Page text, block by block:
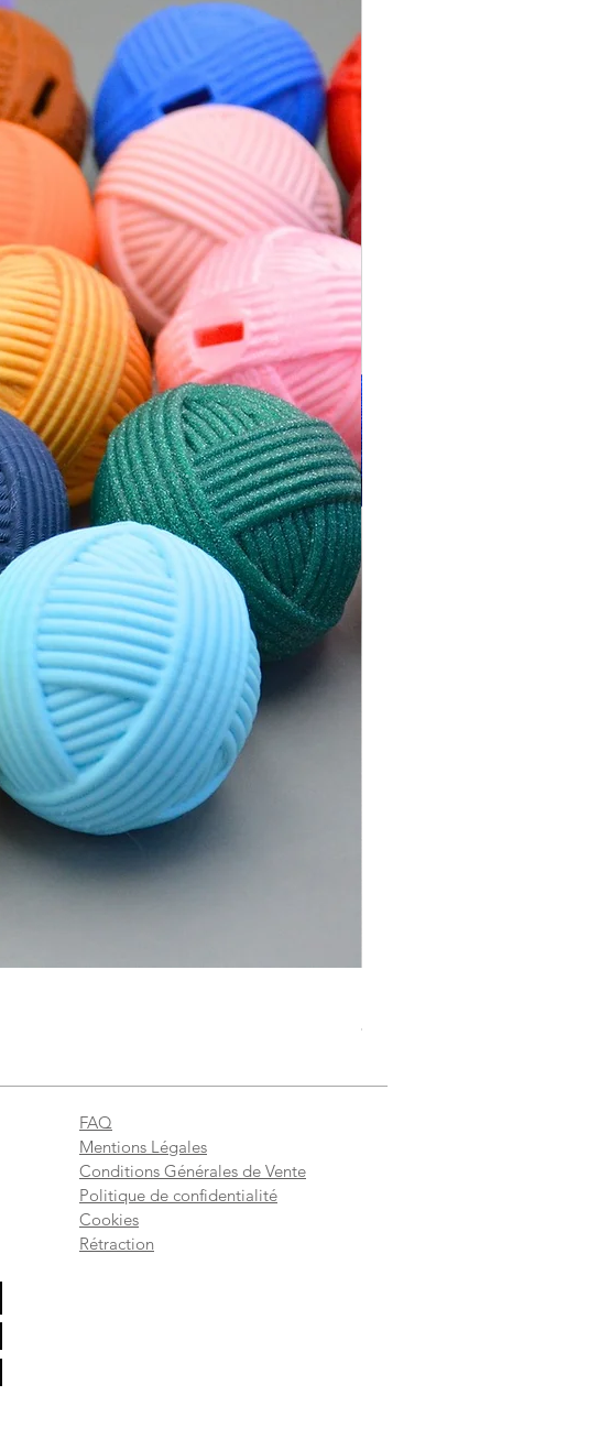
Prix
8,00 €
FAQ
Mentions Légales
Conditions Générales de Vente
Politique de confidentialité
Cookies
Rétraction